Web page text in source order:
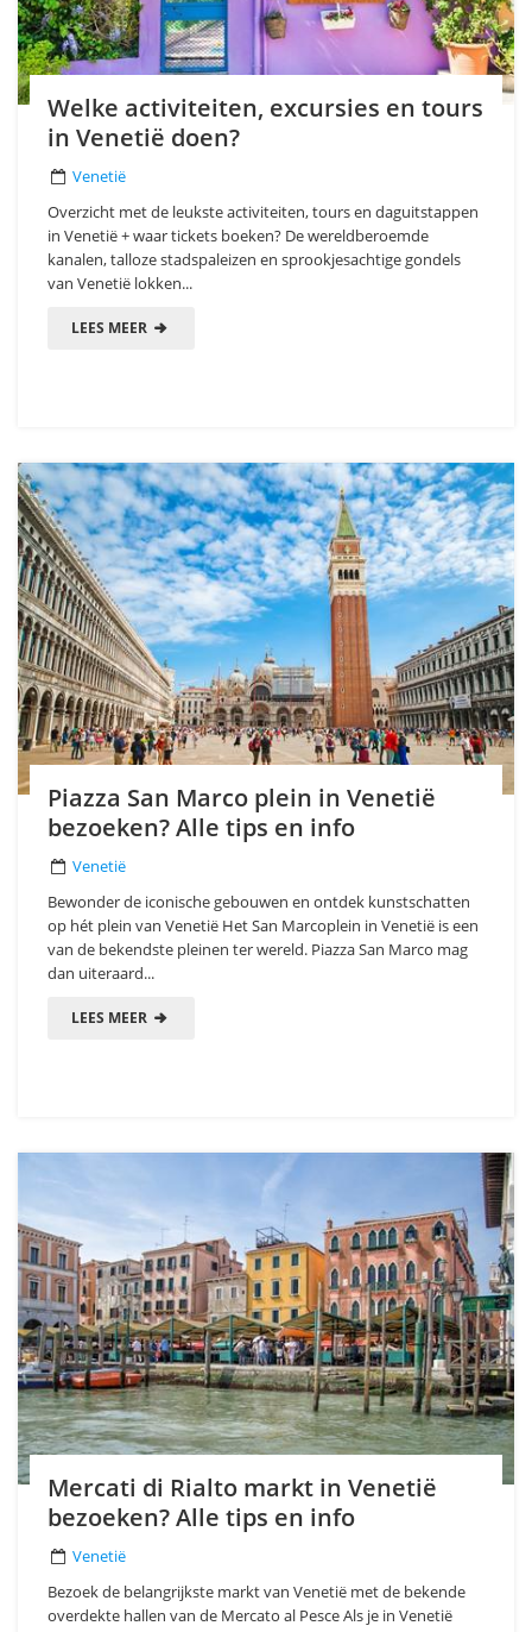
Welke activiteiten, excursies en tours
in Venetië doen?
Venetië
Overzicht met de leukste activiteiten, tours en daguitstappen
in Venetië + waar tickets boeken? De wereldberoemde
kanalen, talloze stadspaleizen en sprookjesachtige gondels
van Venetië lokken...
LEES MEER
Piazza San Marco plein in Venetië
bezoeken? Alle tips en info
Venetië
Bewonder de iconische gebouwen en ontdek kunstschatten
op hét plein van Venetië Het San Marcoplein in Venetië is een
van de bekendste pleinen ter wereld. Piazza San Marco mag
dan uiteraard...
LEES MEER
Mercati di Rialto markt in Venetië
bezoeken? Alle tips en info
Venetië
Bezoek de belangrijkste markt van Venetië met de bekende
overdekte hallen van de Mercato al Pesce Als je in Venetië